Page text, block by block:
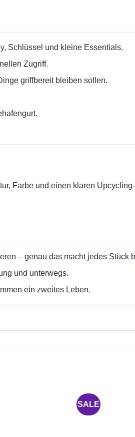
Schlüssel und kleine Essentials.
Zugriff.
griffbereit bleiben sollen.
Farbe und einen klaren
– genau das macht jedes Stück
und unterwegs.
ein zweites Leben.
SALE